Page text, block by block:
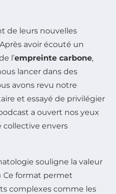
de leurs nouvelles
avoir écouté un
l’empreinte carbone,
lancer dans des
avons revu notre
et essayé de privilégier
a ouvert nos yeux
collective envers
souligne la valeur
Ce format permet
complexes comme les